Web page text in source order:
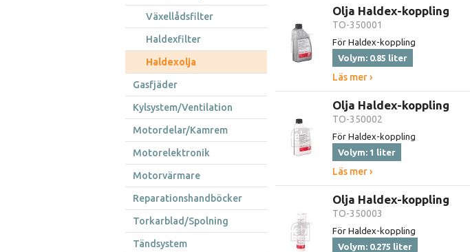
Växellådsfilter
Haldexfilter
Haldexolja
Gasfjäder
Kylsystem/Ventilation
Motordelar/Kamrem
Motorelektronik
Motorvärmare
Reparationshandböcker
Torkarblad/Spolning
Tändsystem
Olja Haldex-koppling
TO-350001
För Haldex-koppling
Volym: 0.85 liter
Läs mer ›
Olja Haldex-koppling
TO-350002
För Haldex-koppling
Volym: 1 liter
Läs mer ›
Olja Haldex-koppling
TO-350003
För Haldex-koppling
Volym: 0.275 liter